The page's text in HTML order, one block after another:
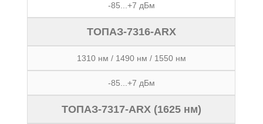
-85...+7 дБм
ТОПАЗ-7316-ARX
1310 нм / 1490 нм / 1550 нм
-85...+7 дБм
ТОПАЗ-7317-ARX (1625 нм)